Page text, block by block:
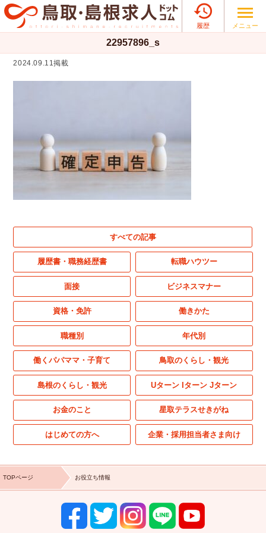

履歴 メニュー
22957896_s
2024.09.11掲載
すべての記事
履歴書・職務経歴書 転職ハウツー
面接 ビジネスマナー
資格・免許 働きかた
職種別 年代別
働くパパママ・子育て 鳥取のくらし・観光
島根のくらし・観光 Uターン Iターン Jターン
お金のこと 星取テラスせきがね
はじめての方へ 企業・採用担当者さま向け
TOPページ お役立ち情報